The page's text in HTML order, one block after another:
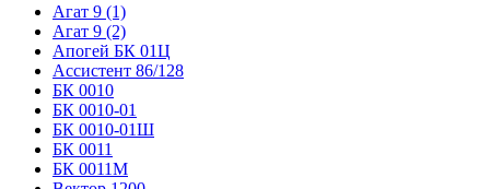
Агат 9 (1)
Агат 9 (2)
Апогей БК 01Ц
Ассистент 86/128
БК 0010
БК 0010-01
БК 0010-01Ш
БК 0011
БК 0011М